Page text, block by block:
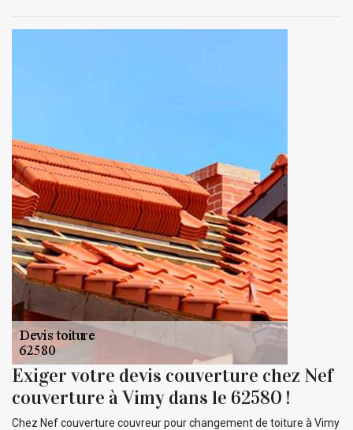
Exiger votre devis couverture chez Nef
couverture à Vimy dans le 62580 !
Chez Nef couverture couvreur pour changement de toiture à Vimy